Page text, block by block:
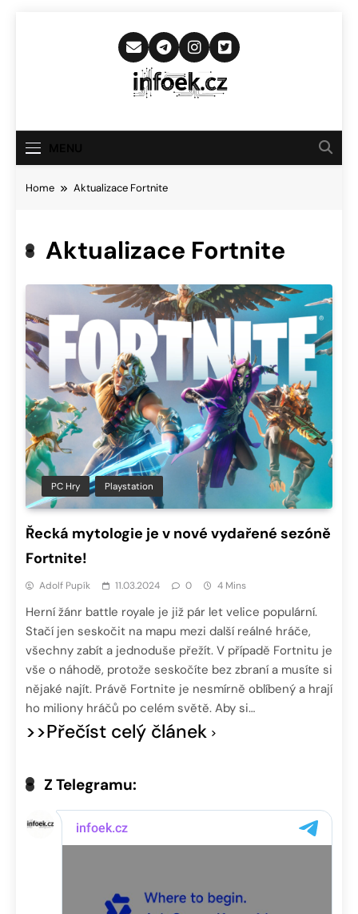
Infoek.cz
Novinkám
Home Aktualizace Fortnite
Aktualizace Fortnite
PC Hry Playstation
Řecká mytologie je v nové vydařené sezóně
Fortnite!
Adolf Pupík 11.03.2024 0 4 Mins
Herní žánr battle royale je již pár let velice populární.
Stačí jen seskočit na mapu mezi další reálné hráče,
všechny zabít a jednoduše přežít. V případě Fortnitu je
vše o náhodě, protože seskočíte bez zbraní a musíte si
nějaké najít. Právě Fortnite je nesmírně oblíbený a hrají
ho miliony hráčů po celém světě. Aby si…
>>Přečíst celý článek
Z Telegramu: